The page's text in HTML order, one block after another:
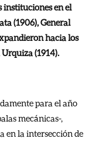
instituciones en el
(1906), General
hacia los
(1914).
para el año
mecánicas-,
en la intersección de